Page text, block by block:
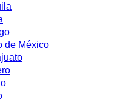
de México